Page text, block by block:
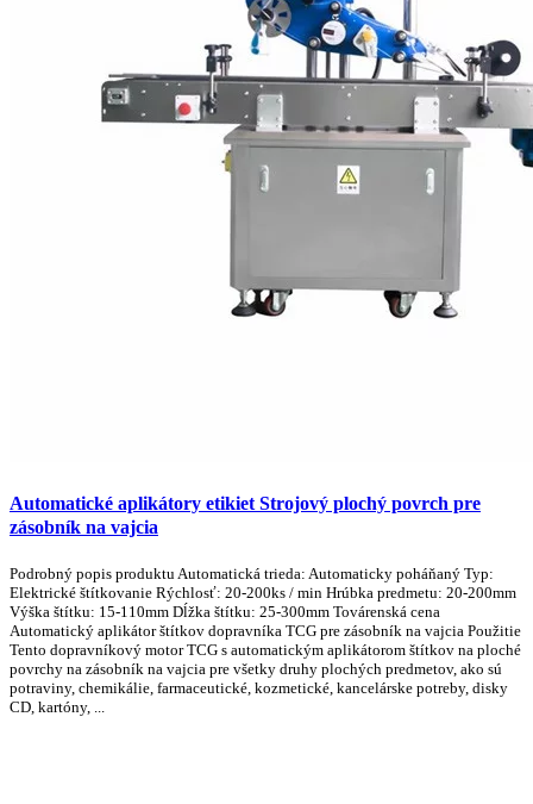
Automatické aplikátory etikiet Strojový plochý povrch pre
zásobník na vajcia
Podrobný popis produktu Automatická trieda: Automaticky poháňaný Typ:
Elektrické štítkovanie Rýchlosť: 20-200ks / min Hrúbka predmetu: 20-200mm
Výška štítku: 15-110mm Dĺžka štítku: 25-300mm Továrenská cena
Automatický aplikátor štítkov dopravníka TCG pre zásobník na vajcia Použitie
Tento dopravníkový motor TCG s automatickým aplikátorom štítkov na ploché
povrchy na zásobník na vajcia pre všetky druhy plochých predmetov, ako sú
potraviny, chemikálie, farmaceutické, kozmetické, kancelárske potreby, disky
CD, kartóny, ...